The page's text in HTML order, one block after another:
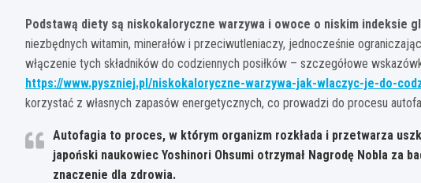
Podstawą diety są niskokaloryczne warzywa i owoce o niskim indeksie
niezbędnych witamin, minerałów i przeciwutleniaczy, jednocześnie
włączenie tych składników do codziennych posiłków – szczegółowe
https://www.pyszniej.pl/niskokaloryczne-warzywa-jak-wlaczyc-je-do-
korzystać z własnych zapasów energetycznych, co prowadzi do procesu
Autofagia to proces, w którym organizm rozkłada i przetwarza
japoński naukowiec Yoshinori Ohsumi otrzymał Nagrodę Nobla za
znaczenie dla zdrowia.